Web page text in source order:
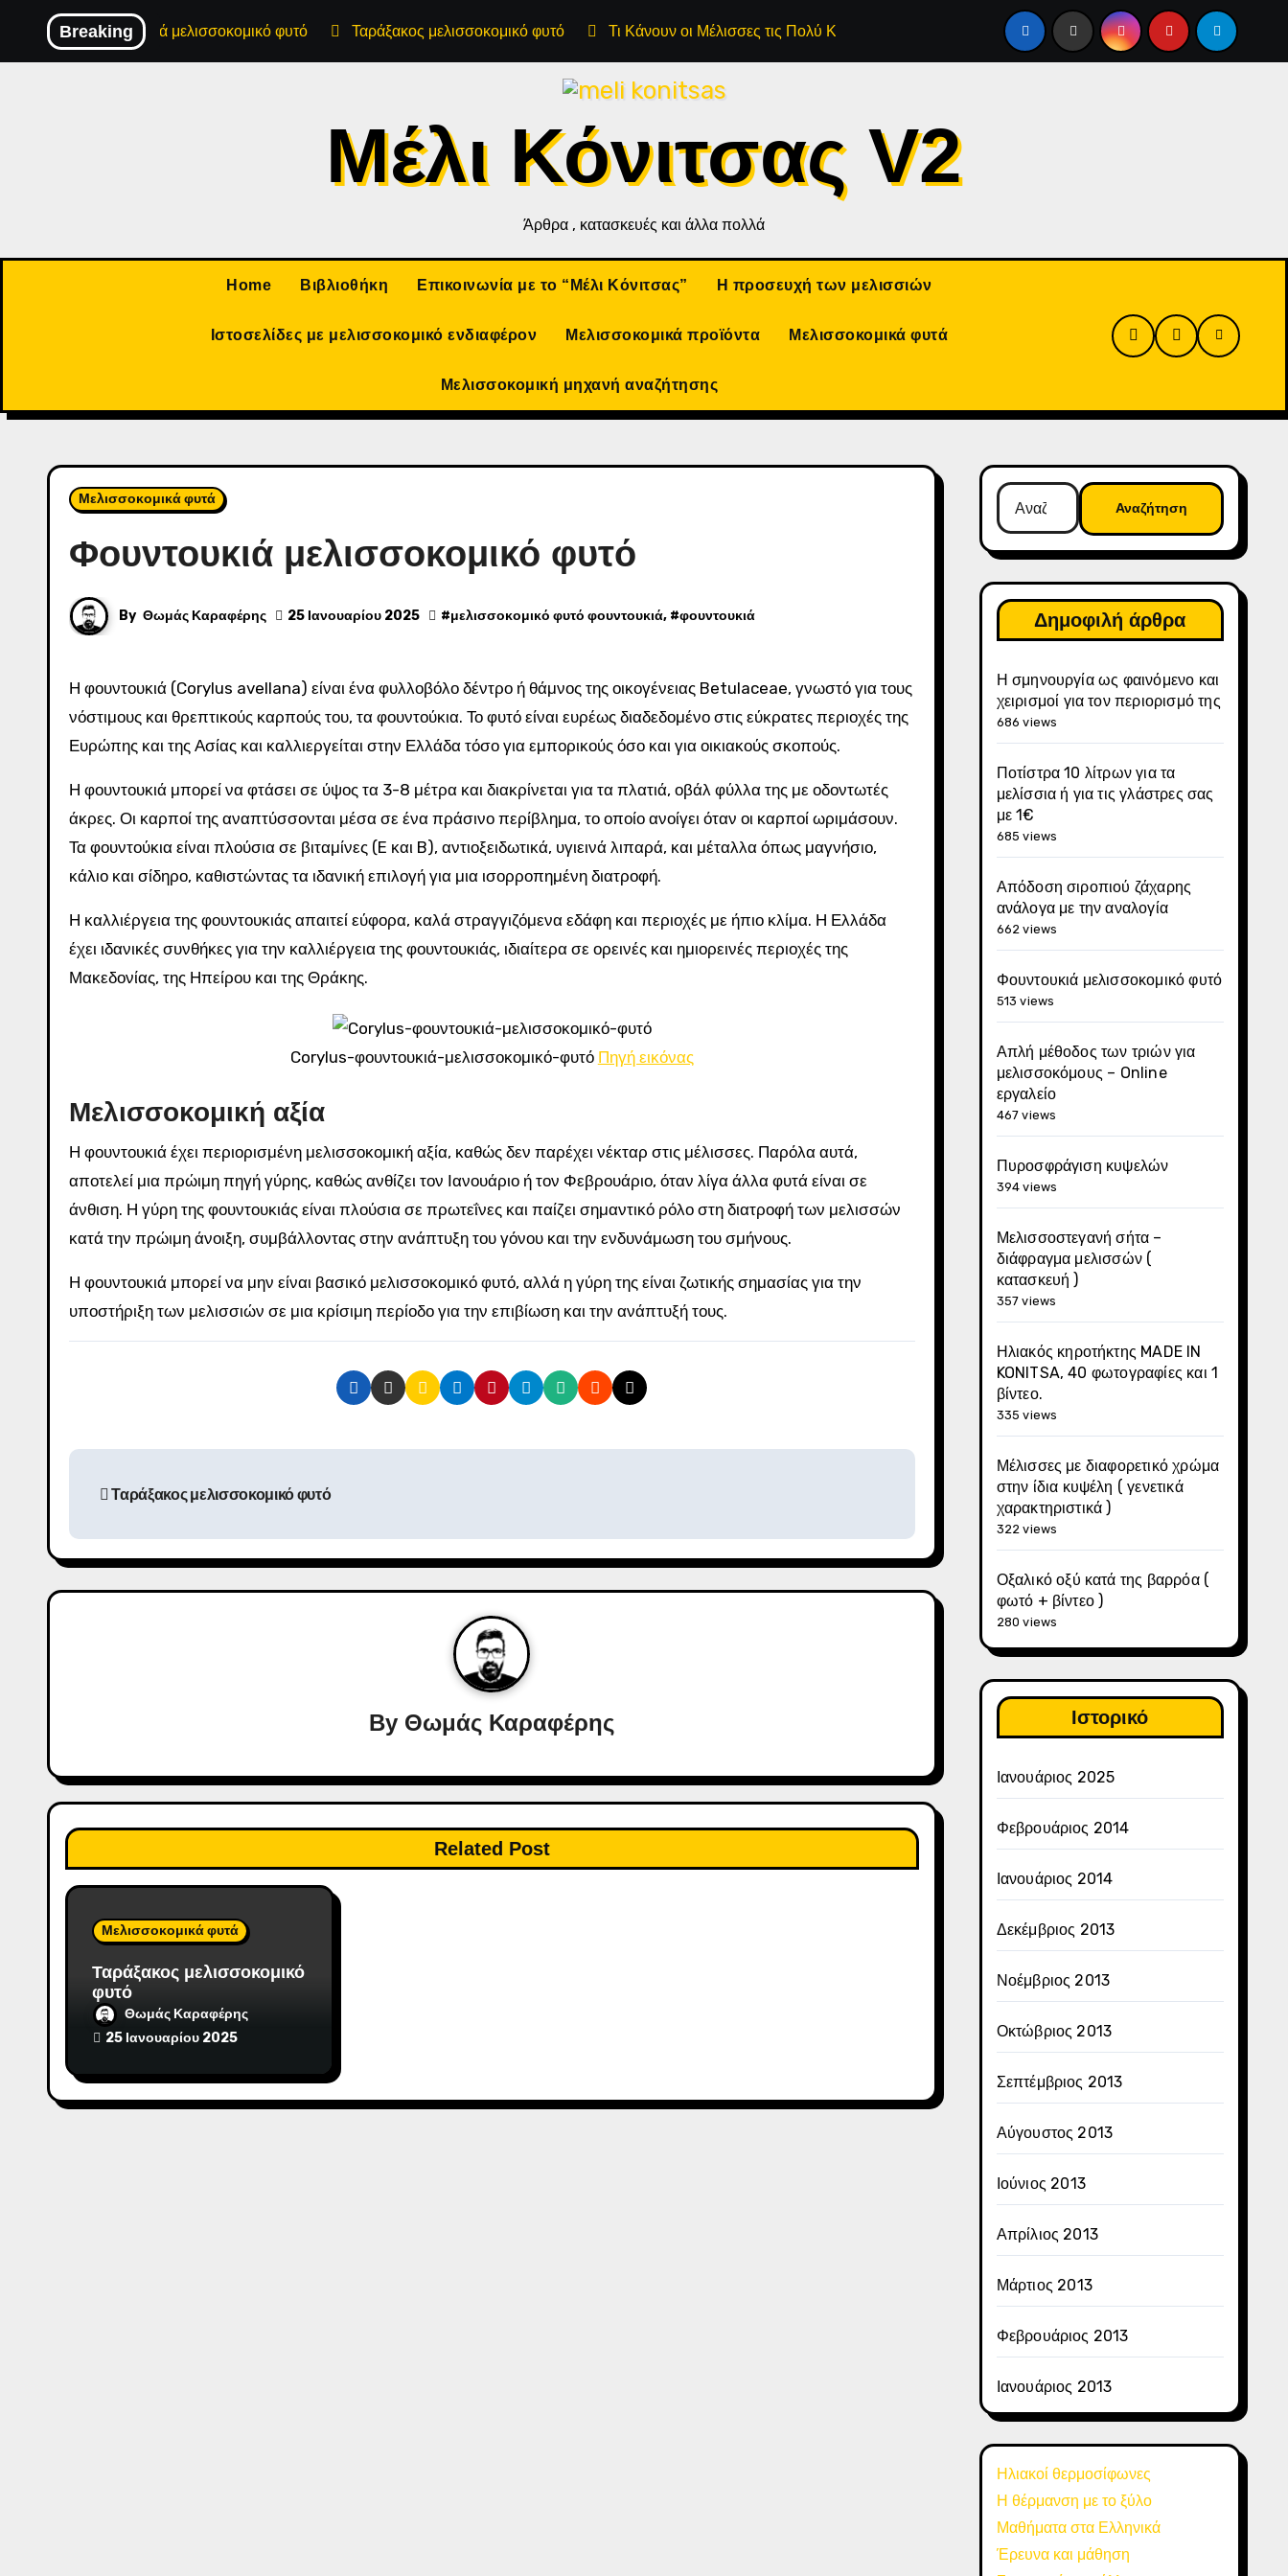
content
Breaking
Φουντουκιά μελισσοκομικό φυτό Ταράξακος μελισσοκομικό φυτό Τι Κάνουν οι Μέλισσες τις Πολύ Κρύες Μέρες Μπορεί η βαρρόα να επιζήσει χωρίς μέλισσες ;
Μέλι Κόνιτσας V2
Άρθρα , κατασκευές και άλλα πολλά
Home Βιβλιοθήκη Επικοινωνία με το “Μέλι Κόνιτσας” Η προσευχή των μελισσιών
Ιστοσελίδες με μελισσοκομικό ενδιαφέρον Μελισσοκομικά προϊόντα Μελισσοκομικά φυτά
Μελισσοκομική μηχανή αναζήτησης
Μελισσοκομικά φυτά
Φουντουκιά μελισσοκομικό φυτό
By Θωμάς Καραφέρης 25 Ιανουαρίου 2025 #μελισσοκομικό φυτό φουντουκιά, #φουντουκιά
Η φουντουκιά (Corylus avellana) είναι ένα φυλλοβόλο δέντρο ή θάμνος της οικογένειας Betulaceae, γνωστό για τους
νόστιμους και θρεπτικούς καρπούς του, τα φουντούκια. Το φυτό είναι ευρέως διαδεδομένο στις εύκρατες περιοχές της
Ευρώπης και της Ασίας και καλλιεργείται στην Ελλάδα τόσο για εμπορικούς όσο και για οικιακούς σκοπούς.
Η φουντουκιά μπορεί να φτάσει σε ύψος τα 3-8 μέτρα και διακρίνεται για τα πλατιά, οβάλ φύλλα της με οδοντωτές
άκρες. Οι καρποί της αναπτύσσονται μέσα σε ένα πράσινο περίβλημα, το οποίο ανοίγει όταν οι καρποί ωριμάσουν.
Τα φουντούκια είναι πλούσια σε βιταμίνες (E και B), αντιοξειδωτικά, υγιεινά λιπαρά, και μέταλλα όπως μαγνήσιο,
κάλιο και σίδηρο, καθιστώντας τα ιδανική επιλογή για μια ισορροπημένη διατροφή.
Η καλλιέργεια της φουντουκιάς απαιτεί εύφορα, καλά στραγγιζόμενα εδάφη και περιοχές με ήπιο κλίμα. Η Ελλάδα
έχει ιδανικές συνθήκες για την καλλιέργεια της φουντουκιάς, ιδιαίτερα σε ορεινές και ημιορεινές περιοχές της
Μακεδονίας, της Ηπείρου και της Θράκης.
Corylus-φουντουκιά-μελισσοκομικό-φυτό Πηγή εικόνας
Μελισσοκομική αξία
Η φουντουκιά έχει περιορισμένη μελισσοκομική αξία, καθώς δεν παρέχει νέκταρ στις μέλισσες. Παρόλα αυτά,
αποτελεί μια πρώιμη πηγή γύρης, καθώς ανθίζει τον Ιανουάριο ή τον Φεβρουάριο, όταν λίγα άλλα φυτά είναι σε
άνθιση. Η γύρη της φουντουκιάς είναι πλούσια σε πρωτεΐνες και παίζει σημαντικό ρόλο στη διατροφή των μελισσών
κατά την πρώιμη άνοιξη, συμβάλλοντας στην ανάπτυξη του γόνου και την ενδυνάμωση του σμήνους.
Η φουντουκιά μπορεί να μην είναι βασικό μελισσοκομικό φυτό, αλλά η γύρη της είναι ζωτικής σημασίας για την
υποστήριξη των μελισσιών σε μια κρίσιμη περίοδο για την επιβίωση και την ανάπτυξή τους.
ο
ή
ά
ρ
θ
ρ
ω
Ταράξακος μελισσοκομικό φυτό
By Θωμάς Καραφέρης
Related Post
Μελισσοκομικά φυτά
Ταράξακος μελισσοκομικό
φυτό
Θωμάς Καραφέρης
25 Ιανουαρίου 2025
Αναζήτηση
για:
Δημοφιλή άρθρα
Η σμηνουργία ως φαινόμενο και
χειρισμοί για τον περιορισμό της
686 views
Ποτίστρα 10 λίτρων για τα
μελίσσια ή για τις γλάστρες σας
με 1€
685 views
Απόδοση σιροπιού ζάχαρης
ανάλογα με την αναλογία
662 views
Φουντουκιά μελισσοκομικό φυτό
513 views
Απλή μέθοδος των τριών για
μελισσοκόμους – Online
εργαλείο
467 views
Πυροσφράγιση κυψελών
394 views
Μελισσοστεγανή σήτα –
διάφραγμα μελισσών (
κατασκευή )
357 views
Ηλιακός κηροτήκτης MADE IN
KONITSA, 40 φωτογραφίες και 1
βίντεο.
335 views
Μέλισσες με διαφορετικό χρώμα
στην ίδια κυψέλη ( γενετικά
χαρακτηριστικά )
322 views
Οξαλικό οξύ κατά της βαρρόα (
φωτό + βίντεο )
280 views
Ιστορικό
Ιανουάριος 2025
Φεβρουάριος 2014
Ιανουάριος 2014
Δεκέμβριος 2013
Νοέμβριος 2013
Οκτώβριος 2013
Σεπτέμβριος 2013
Αύγουστος 2013
Ιούνιος 2013
Απρίλιος 2013
Μάρτιος 2013
Φεβρουάριος 2013
Ιανουάριος 2013
Ηλιακοί θερμοσίφωνες
Η θέρμανση με το ξύλο
Μαθήματα στα Ελληνικά
Έρευνα και μάθηση